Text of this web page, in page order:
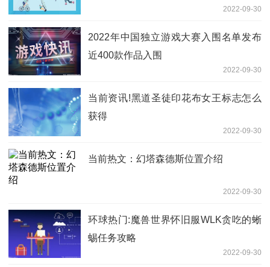
2022-09-30
2022年中国独立游戏大赛入围名单发布
近400款作品入围
2022-09-30
当前资讯!黑道圣徒印花布女王标志怎么
获得
2022-09-30
当前热文：幻塔森德斯位置介绍
2022-09-30
环球热门:魔兽世界怀旧服WLK贪吃的蜥
蜴任务攻略
2022-09-30